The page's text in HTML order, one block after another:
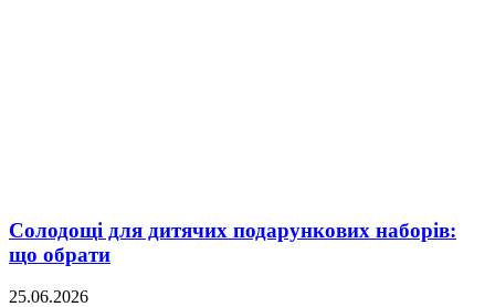
Солодощі для дитячих подарункових наборів:
що обрати
25.06.2026